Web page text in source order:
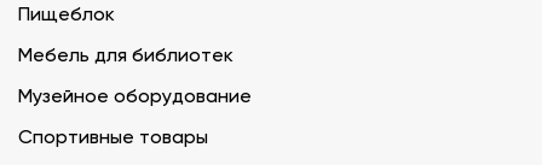
Пищеблок
Мебель для библиотек
Музейное оборудование
Спортивные товары